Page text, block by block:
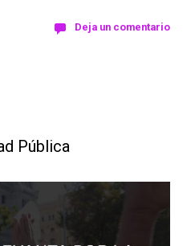
Deja un comentario
Pública